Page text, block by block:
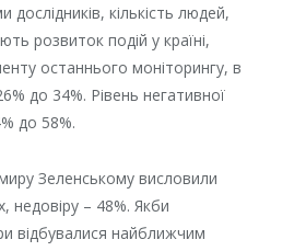
кількість людей,
розвиток подій у країні,
останнього моніторингу, в
до 34%. Рівень негативної
до 58%.
Зеленському висловили
недовіру – 48%. Якби
відбувалися найближчим